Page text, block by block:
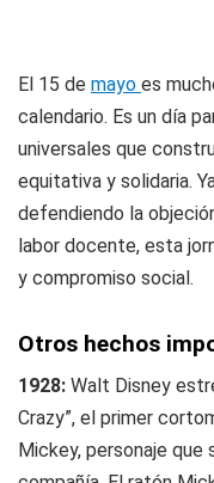
El 15 de mayo es
calendario. Es un día
universales que
equitativa y solidaria.
defendiendo la
labor docente, esta
y compromiso social.
Otros hechos
1928: Walt Disney
Crazy”, el primer
Mickey, personaje que